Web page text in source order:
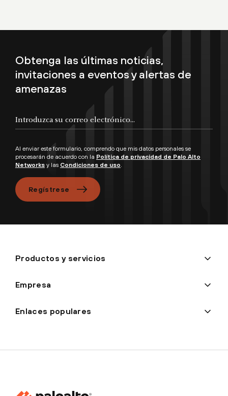
Obtenga las últimas noticias,
invitaciones a eventos y alertas de
amenazas
Al enviar este formulario, comprendo que mis datos personales se
procesarán de acuerdo con la Política de privacidad de Palo Alto
Networks y las Condiciones de uso.
Regístrese
Productos y servicios
Empresa
Enlaces populares